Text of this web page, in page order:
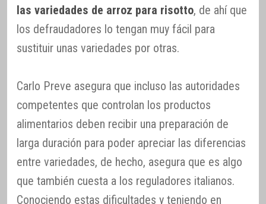
las variedades de arroz para risotto, de ahí que
los defraudadores lo tengan muy fácil para
sustituir unas variedades por otras.
Carlo Preve asegura que incluso las autoridades
competentes que controlan los productos
alimentarios deben recibir una preparación de
larga duración para poder apreciar las diferencias
entre variedades, de hecho, asegura que es algo
que también cuesta a los reguladores italianos.
Conociendo estas dificultades y teniendo en